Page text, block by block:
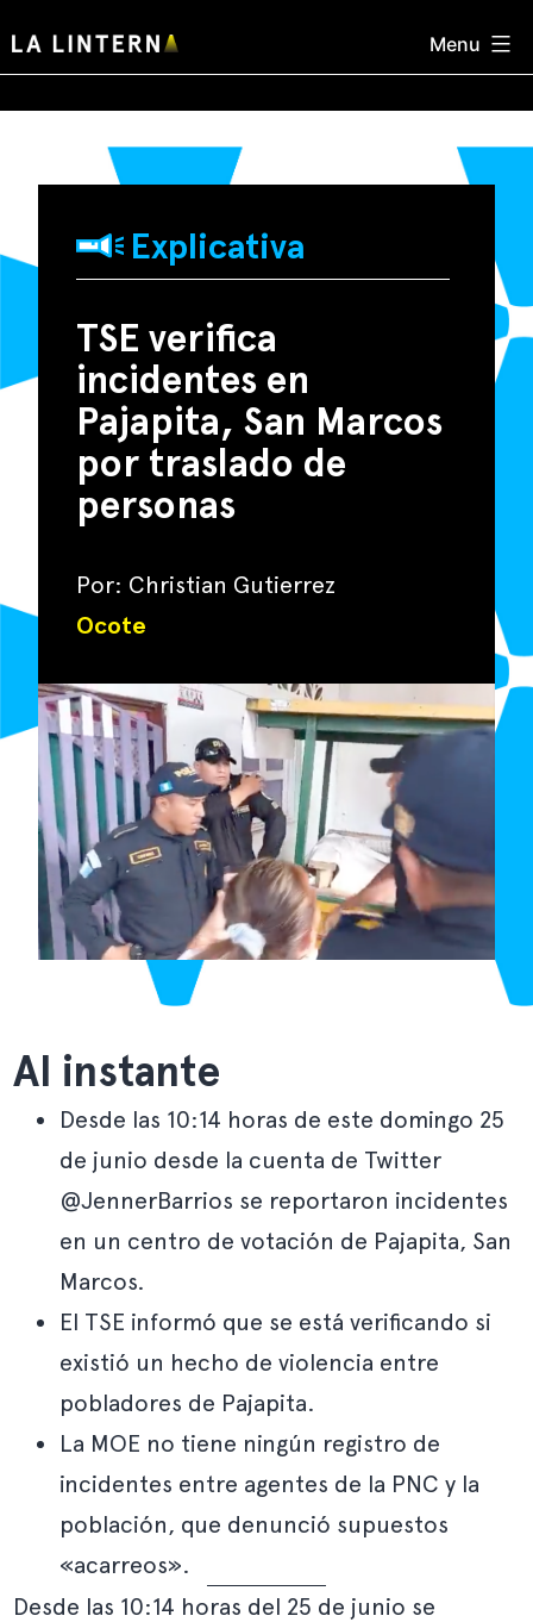
to
Menu
Explicativa
TSE verifica
incidentes en
Pajapita, San Marcos
por traslado de
personas
Por: Christian Gutierrez
Ocote
Al instante
Desde las 10:14 horas de este domingo 25
de junio desde la cuenta de Twitter
@JennerBarrios se reportaron incidentes
en un centro de votación de Pajapita, San
Marcos.
El TSE informó que se está verificando si
existió un hecho de violencia entre
pobladores de Pajapita.
La MOE no tiene ningún registro de
incidentes entre agentes de la PNC y la
población, que denunció supuestos
«acarreos».
Desde las 10:14 horas del 25 de junio se